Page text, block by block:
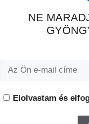
NE
Elolvastam és